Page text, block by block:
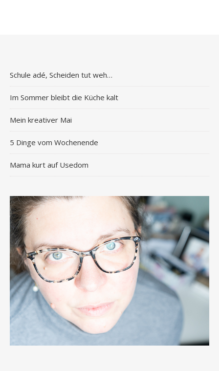
Schule adé, Scheiden tut weh…
Im Sommer bleibt die Küche kalt
Mein kreativer Mai
5 Dinge vom Wochenende
Mama kurt auf Usedom